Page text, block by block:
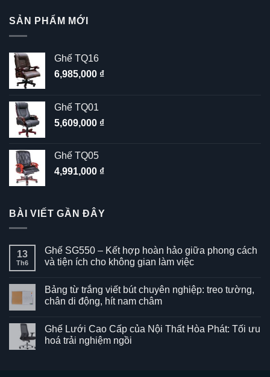
SẢN PHẨM MỚI
Ghế TQ16
6,985,000 ₫
Ghế TQ01
5,609,000 ₫
Ghế TQ05
4,991,000 ₫
BÀI VIẾT GẦN ĐÂY
13
Th6
Ghế SG550 – Kết hợp hoàn hảo giữa phong cách
và tiện ích cho không gian làm việc
bình
luận
ở
–
Kết
hợp
Bảng từ trắng viết bút chuyên nghiệp: treo tường,
chân di động, hít nam châm
bình
luận
ở
Ghế Lưới Cao Cấp của Nội Thất Hòa Phát: Tối ưu
hoá trải nghiệm ngồi